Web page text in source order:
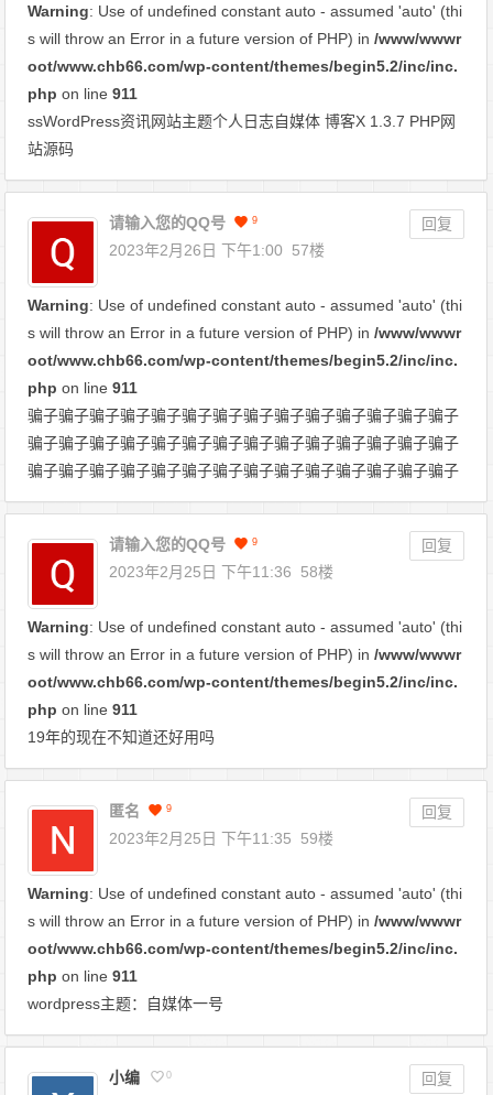
Warning: Use of undefined constant auto - assumed 'auto' (thi
s will throw an Error in a future version of PHP) in/www/wwwr
oot/www.chb66.com/wp-content/themes/begin5.2/inc/inc.
php on line911
ssWordPress资讯网站主题个人日志自媒体 博客X 1.3.7 PHP网
站源码
请输入您的QQ号 9
回复
2023年2月26日 下午1:00
57楼
Warning: Use of undefined constant auto - assumed 'auto' (thi
s will throw an Error in a future version of PHP) in/www/wwwr
oot/www.chb66.com/wp-content/themes/begin5.2/inc/inc.
php on line911
骗子骗子骗子骗子骗子骗子骗子骗子骗子骗子骗子骗子骗子骗子
骗子骗子骗子骗子骗子骗子骗子骗子骗子骗子骗子骗子骗子骗子
骗子骗子骗子骗子骗子骗子骗子骗子骗子骗子骗子骗子骗子骗子
请输入您的QQ号 9
回复
2023年2月25日 下午11:36
58楼
Warning: Use of undefined constant auto - assumed 'auto' (thi
s will throw an Error in a future version of PHP) in/www/wwwr
oot/www.chb66.com/wp-content/themes/begin5.2/inc/inc.
php on line911
19年的现在不知道还好用吗
匿名 9
回复
2023年2月25日 下午11:35
59楼
Warning: Use of undefined constant auto - assumed 'auto' (thi
s will throw an Error in a future version of PHP) in/www/wwwr
oot/www.chb66.com/wp-content/themes/begin5.2/inc/inc.
php on line911
wordpress主题：自媒体一号
小编 0
回复